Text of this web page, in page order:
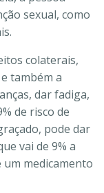
sexual, como
colaterais,
também a
dar fadiga,
de risco de
pode dar
vai de 9% a
um medicamento